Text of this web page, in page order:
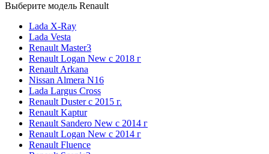
Выберите модель Renault
Lada X-Ray
Lada Vesta
Renault Master3
Renault Logan New с 2018 г
Renault Arkana
Nissan Almera N16
Lada Largus Cross
Renault Duster с 2015 г.
Renault Kaptur
Renault Sandero New с 2014 г
Renault Logan New с 2014 г
Renault Fluence